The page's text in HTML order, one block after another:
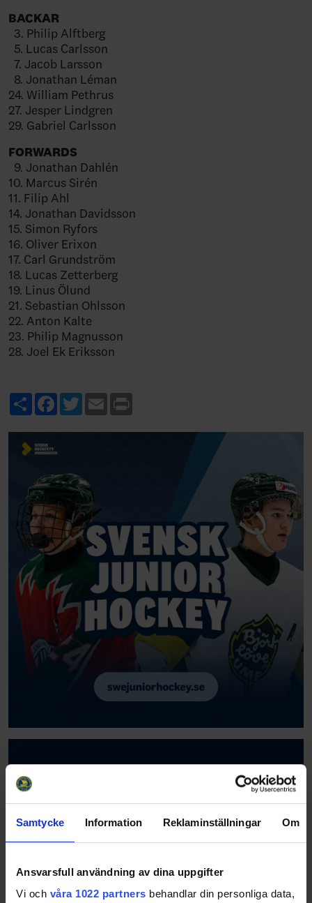
Samtycke Information Reklaminställningar Om
Ansvarsfull användning av dina uppgifter
Vi och våra 1022 partners behandlar din personliga data,
BACKAR
3. Philip Alftberg
5. Lucas Carlsson
7. Jacob Larsson
8. Jonathan Léman
24. William Pethrus
27. Jesper Lindgren
29. Gabriel Carlsson
FORWARDS
9. Jonathan Dahlén
10. Marcus Sirén
11. Filip Ahl
14. Jonathan Davidsson
15. Simon Ryfors
16. Oliver Erixon
17. Carl Grundström
18. Lucas Zetterberg
19. Linus Ölund
21. Sebastian Ohlsson
22. Anton Kalte
23. Philip Magnusson
28. Joel Ek Eriksson
ShareFacebook
TwitterEmail